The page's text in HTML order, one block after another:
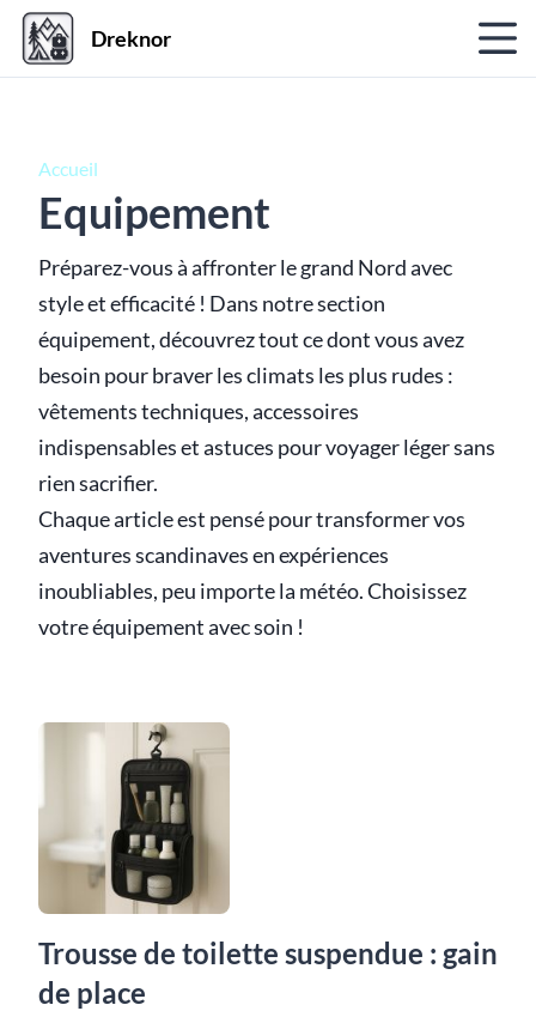
Dreknor
Accueil
Equipement
Préparez-vous à affronter le grand Nord avec
style et efficacité ! Dans notre section
équipement, découvrez tout ce dont vous avez
besoin pour braver les climats les plus rudes :
vêtements techniques, accessoires
indispensables et astuces pour voyager léger sans
rien sacrifier.
Chaque article est pensé pour transformer vos
aventures scandinaves en expériences
inoubliables, peu importe la météo. Choisissez
votre équipement avec soin !
Trousse de toilette suspendue : gain
de place